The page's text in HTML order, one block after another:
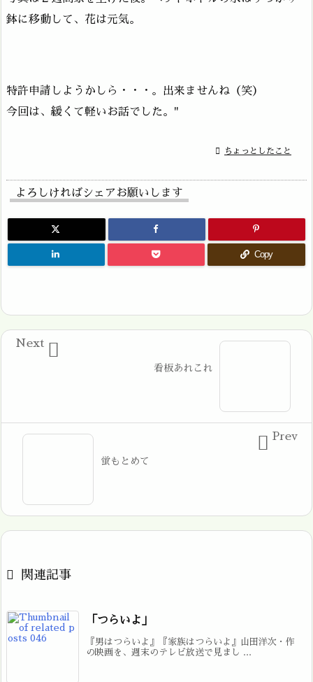
鉢に移動して、花は元気。
特許申請しようかしら・・・。出来ませんね（笑）
今回は、緩くて軽いお話でした。"
 ちょっとしたこと
よろしければシェアお願いします
Copy
看板あれこれ

Next
蛍もとめて
 Prev
関連記事
「つらいよ」
『男はつらいよ』『家族はつらいよ』山田洋次・作
の映画を、週末のテレビ放送で見まし ...